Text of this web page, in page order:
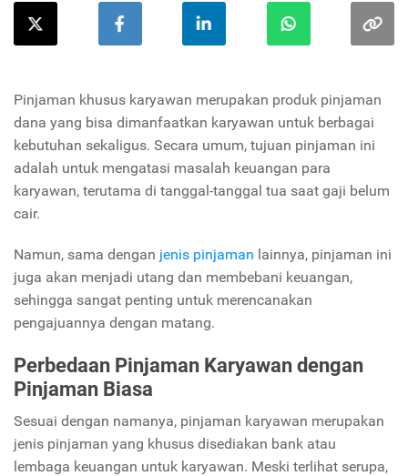
Pinjaman khusus karyawan merupakan produk pinjaman
dana yang bisa dimanfaatkan karyawan untuk berbagai
kebutuhan sekaligus. Secara umum, tujuan pinjaman ini
adalah untuk mengatasi masalah keuangan para
karyawan, terutama di tanggal-tanggal tua saat gaji belum
cair.
Namun, sama dengan jenis pinjaman lainnya, pinjaman ini
juga akan menjadi utang dan membebani keuangan,
sehingga sangat penting untuk merencanakan
pengajuannya dengan matang.
Perbedaan Pinjaman Karyawan dengan
Pinjaman Biasa
Sesuai dengan namanya, pinjaman karyawan merupakan
jenis pinjaman yang khusus disediakan bank atau
lembaga keuangan untuk karyawan. Meski terlihat serupa,